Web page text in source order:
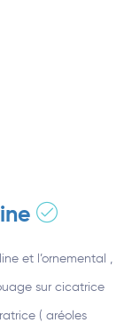
et l’ornemental ,
sur cicatrice
( aréoles